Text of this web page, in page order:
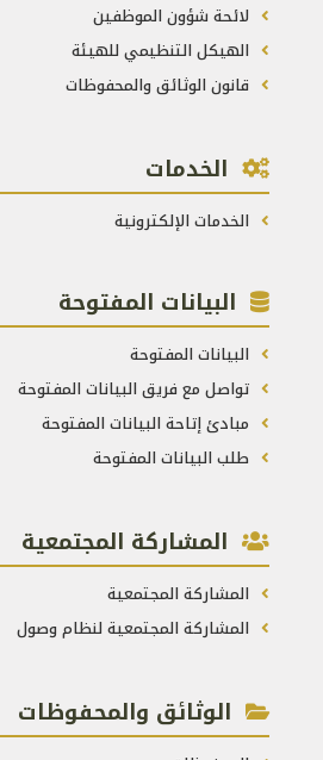
لائحة شؤون الموظفين
الهيكل التنظيمي للهيئة
قانون الوثائق والمحفوظات
الخدمات
الخدمات الإلكترونية
البيانات المفتوحة
البيانات المفتوحة
تواصل مع فريق البيانات المفتوحة
مبادئ إتاحة البيانات المفتوحة
طلب البيانات المفتوحة
المشاركة المجتمعية
المشاركة المجتمعية
المشاركة المجتمعية لنظام وصول
الوثائق والمحفوظات